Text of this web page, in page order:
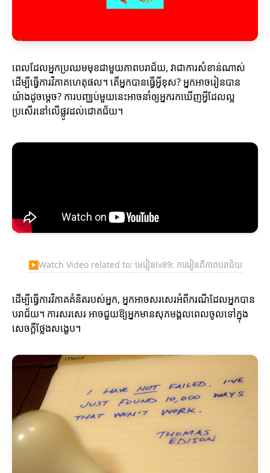
ពេលដែលអ្នកប្រឈមមុខជាមួយភាពបរាជ័យ, វាជាការសំខាន់ណាស់
ដើម្បីធ្វើការវិភាគហេតុផល។ តើអ្នកបានធ្វើអ្វីខុស? អ្នកអាចរៀនបាន
យ៉ាងដូចម្តេច? ការបញ្ឈប់មួយនេះអាចនាំឲ្យអ្នករកឃើញអ្វីដែលល្អ
ប្រសើរនៅលើផ្លូវដល់ជោគជ័យ។
▶Watch Video related to: មេរៀនlv89: ការរៀនពីភាពបរាជ័យ
ដើម្បីធ្វើការវិភាគគំនិតរបស់អ្នក, អ្នកអាចសរសេរអំពីករណីដែលអ្នកបាន
បរាជ័យ។ ការសរសេរ អាចជួយឱ្យអ្នកមានសុភមង្គលពេលចូលទៅក្នុង
សេចក្តីថ្លែងសង្ខេប។